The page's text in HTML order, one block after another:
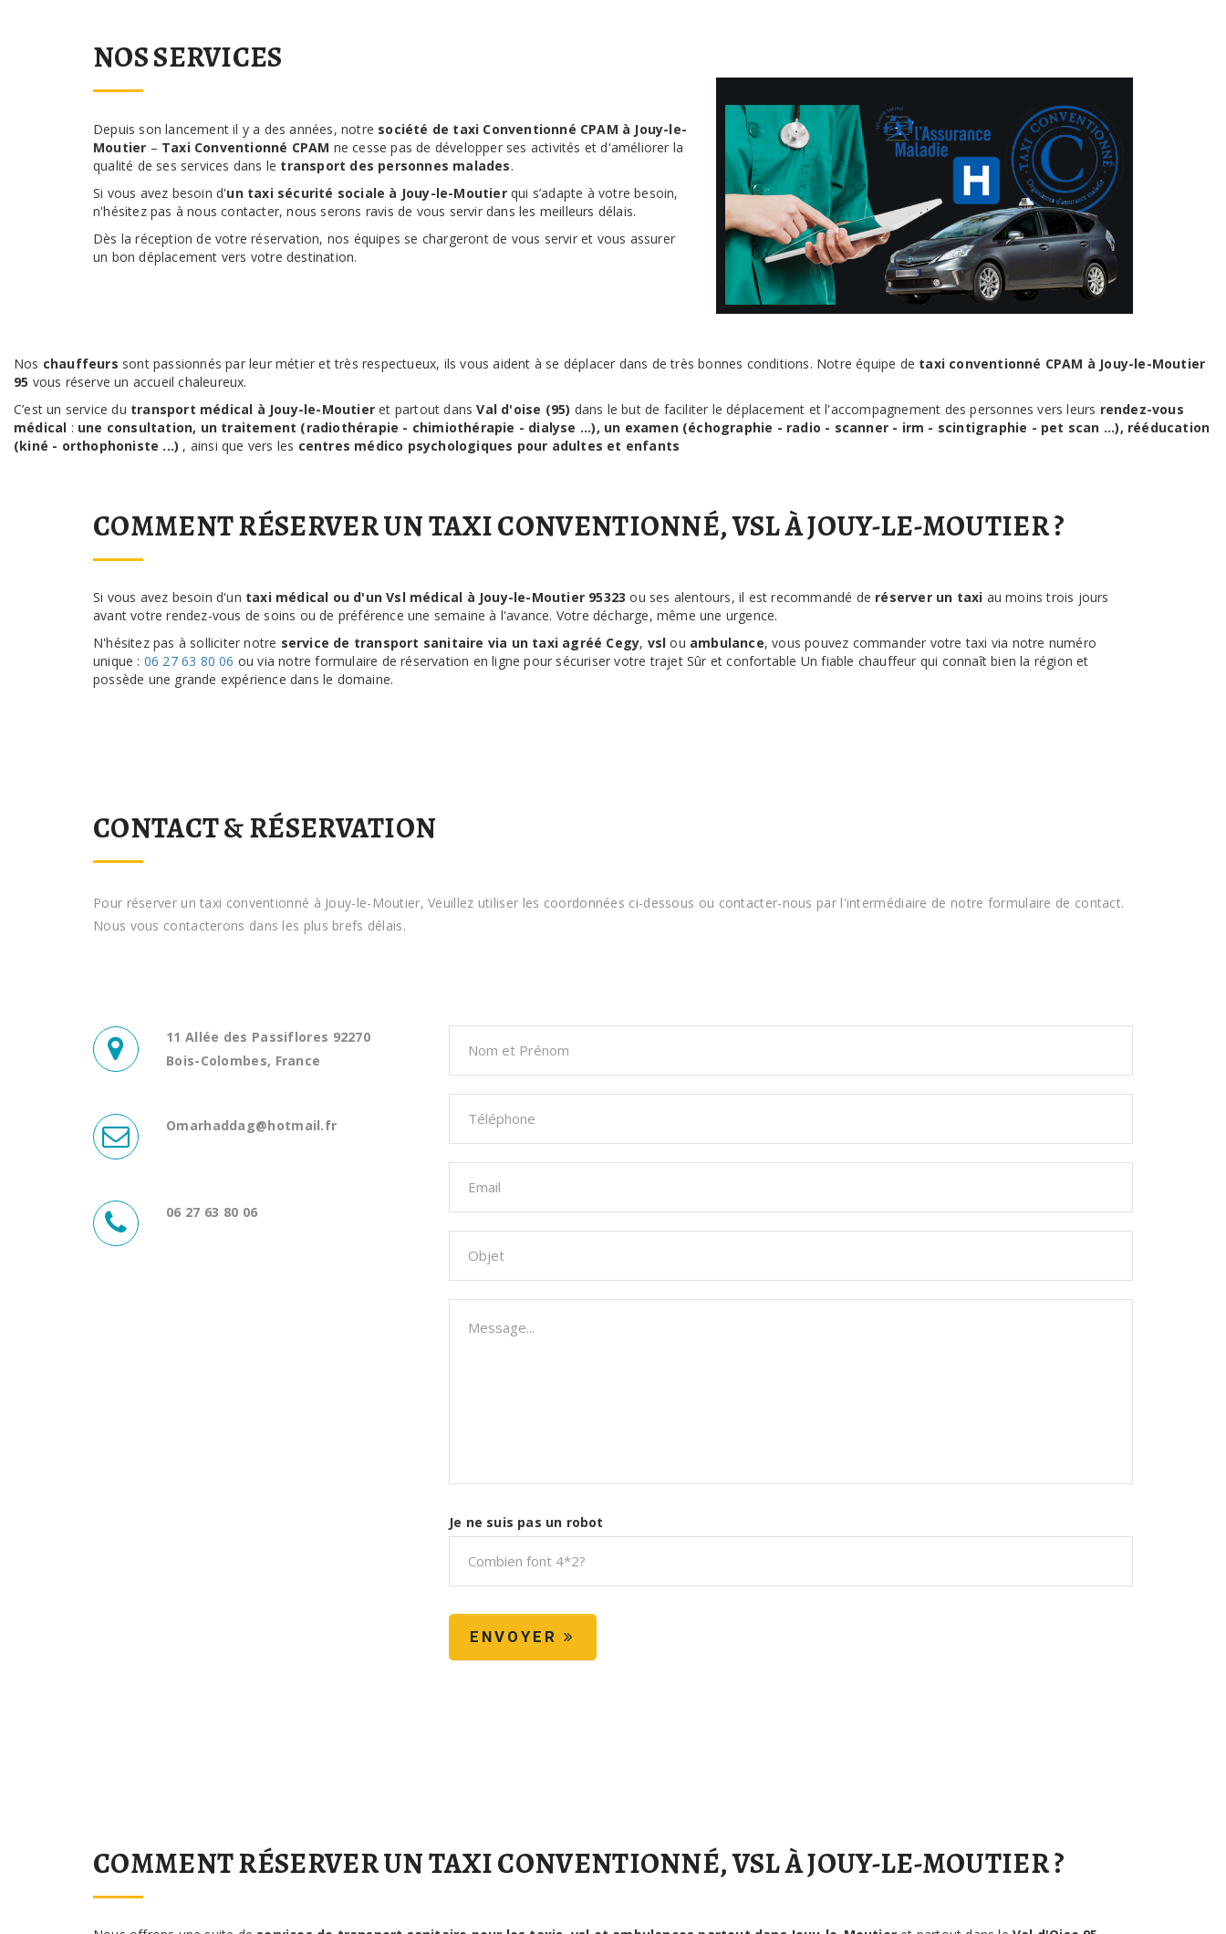
NOS SERVICES
Depuis son lancement il y a des années, notre société de taxi Conventionné CPAM à Jouy-le-
Moutier – Taxi Conventionné CPAM ne cesse pas de développer ses activités et d'améliorer la
qualité de ses services dans le transport des personnes malades.
Si vous avez besoin d'un taxi sécurité sociale à Jouy-le-Moutierqui s’adapte à votre besoin,
n'hésitez pas à nous contacter, nous serons ravis de vous servir dans les meilleurs délais.
Dès la réception de votre réservation, nos équipes se chargeront de vous servir et vous assurer
un bon déplacement vers votre destination.
Nos chauffeurs sont passionnés par leur métier et très respectueux, ils vous aident à se déplacer dans de très bonnes conditions. Notre équipe de taxi conventionné CPAM à Jouy-le-Moutier
95 vous réserve un accueil chaleureux.
C’est un service du transport médical à Jouy-le-Moutieret partout dansVal d'oise (95) dans le but de faciliter le déplacement et l'accompagnement des personnes vers leurs rendez-vous
médical : une consultation, un traitement (radiothérapie - chimiothérapie - dialyse ...), un examen (échographie - radio - scanner - irm - scintigraphie - pet scan ...), rééducation
(kiné - orthophoniste ...) , ainsi que vers les centres médico psychologiques pour adultes et enfants
COMMENT RÉSERVER UN TAXI CONVENTIONNÉ, VSL À JOUY-LE-MOUTIER ?
Si vous avez besoin d'un taxi médical ou d'un Vsl médical à Jouy-le-Moutier 95323 ou ses alentours, il est recommandé de réserver un taxi au moins trois jours
avant votre rendez-vous de soins ou de préférence une semaine à l'avance. Votre décharge, même une urgence.
N'hésitez pas à solliciter notre service de transport sanitaire via un taxi agréé Cegy, vsl ou ambulance, vous pouvez commander votre taxi via notre numéro
unique : 06 27 63 80 06 ou via notre formulaire de réservation en ligne pour sécuriser votre trajet Sûr et confortable Un fiable chauffeur qui connaît bien la région et
possède une grande expérience dans le domaine.
CONTACT & RÉSERVATION
Pour réserver un taxi conventionné à Jouy-le-Moutier, Veuillez utiliser les coordonnées ci-dessous ou contacter-nous par l'intermédiaire de notre formulaire de contact.
Nous vous contacterons dans les plus brefs délais.
11 Allée des Passiflores 92270
Bois-Colombes, France
Omarhaddag@hotmail.fr
06 27 63 80 06
Je ne suis pas un robot
ENVOYER
COMMENT RÉSERVER UN TAXI CONVENTIONNÉ, VSL À JOUY-LE-MOUTIER ?